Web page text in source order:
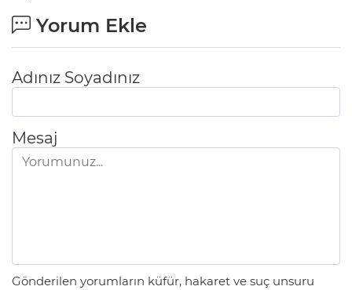
Yorum Ekle
Adınız Soyadınız
Mesaj
Gönderilen yorumların küfür, hakaret ve suç unsuru